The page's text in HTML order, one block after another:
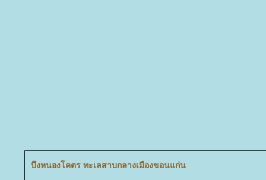
บึงหนองโคตร ทะเลสาบกลางเมืองขอนแก่น